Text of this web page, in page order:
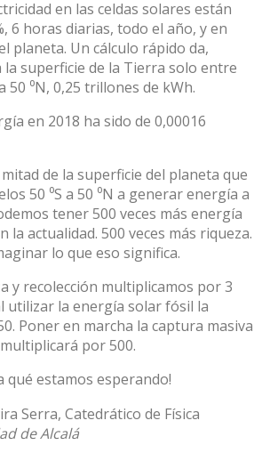
en las celdas solares están
6 horas diarias, todo el año, y en
planeta. Un cálculo rápido da,
superficie de la Tierra solo entre
50 ⁰N, 0,25 trillones de kWh.
en 2018 ha sido de 0,00016
de la superficie del planeta que
50 ⁰S a 50 ⁰N a generar energía a
tener 500 veces más energía
la actualidad. 500 veces más riqueza.
lo que eso significa.
y recolección multiplicamos por 3
utilizar la energía solar fósil la
Poner en marcha la captura masiva
por 500.
qué estamos esperando!
Serra, Catedrático de Física
de Alcalá